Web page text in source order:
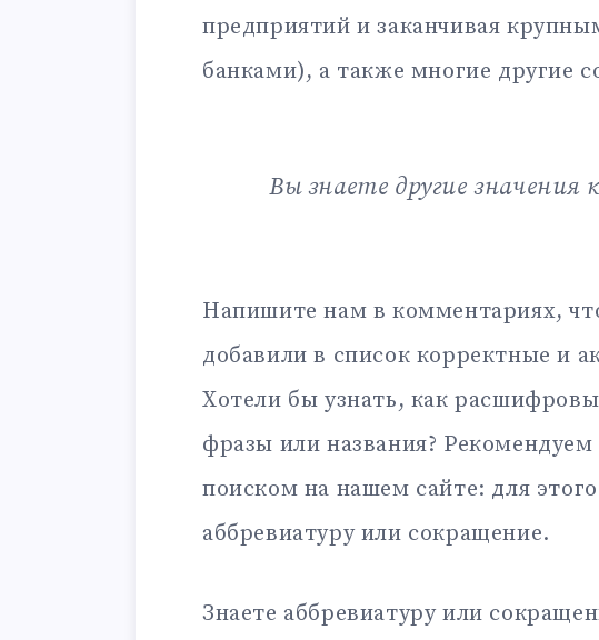
предприятий и заканчивая
банками), а также многие другие
Вы знаете другие
Напишите нам в комментариях,
добавили в список корректные и
Хотели бы узнать, как
фразы или названия? Рекомендуем
поиском на нашем сайте: для
аббревиатуру или сокращение.
Знаете аббревиатуру или